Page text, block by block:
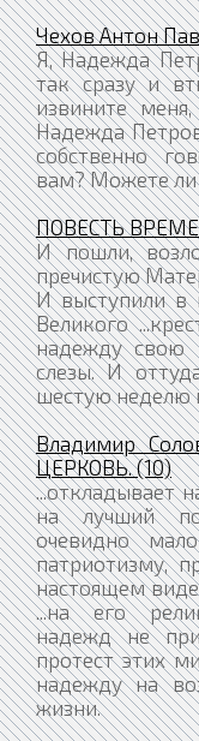
Чехов Антон
Я, Надежда
так сразу и
извините меня,
Надежда
собственно
вам? Можете ли
ПОВЕСТЬ
И пошли,
пречистую
И выступили в
Великого
надежду свою
слезы. И
шестую неделю
Владимир
ЦЕРКОВЬ. (10)
...откладывает
на лучший
очевидно
патриотизму,
настоящем
...на его
надежд не
протест этих
надежду на
жизни.